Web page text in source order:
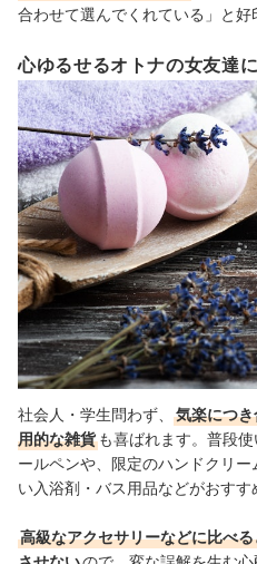
合わせて選んでくれている」と好
心ゆるせるオトナの女友達
社会人・学生問わず、
気楽につ
用的な雑貨 も喜ばれます。普段
ールペンや、限定のハンドクリ
い入浴剤・バス用品などがおすす
高級なアクセサリーなどに比べ